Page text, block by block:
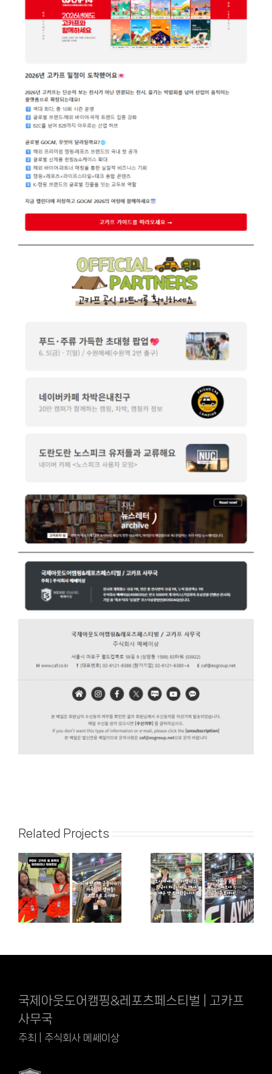
Related Projects
국제아웃도어캠핑&레포츠페스티벌 | 고카프
사무국
주최 | 주식회사 메쎄이상